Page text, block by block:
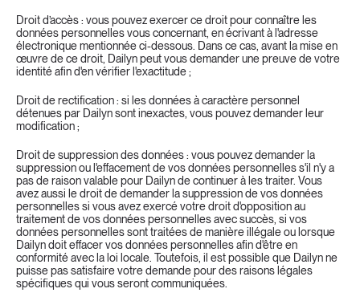
Droit d’accès : vous pouvez exercer ce droit pour connaître les
données personnelles vous concernant, en écrivant à l'adresse
électronique mentionnée ci-dessous. Dans ce cas, avant la mise en
œuvre de ce droit, Dailyn peut vous demander une preuve de votre
identité afin d'en vérifier l'exactitude ;
Droit de rectification : si les données à caractère personnel
détenues par Dailyn sont inexactes, vous pouvez demander leur
modification ;
Droit de suppression des données : vous pouvez demander la
suppression ou l'effacement de vos données personnelles s'il n'y a
pas de raison valable pour Dailyn de continuer à les traiter. Vous
avez aussi le droit de demander la suppression de vos données
personnelles si vous avez exercé votre droit d'opposition au
traitement de vos données personnelles avec succès, si vos
données personnelles sont traitées de manière illégale ou lorsque
Dailyn doit effacer vos données personnelles afin d'être en
conformité avec la loi locale. Toutefois, il est possible que Dailyn ne
puisse pas satisfaire votre demande pour des raisons légales
spécifiques qui vous seront communiquées.